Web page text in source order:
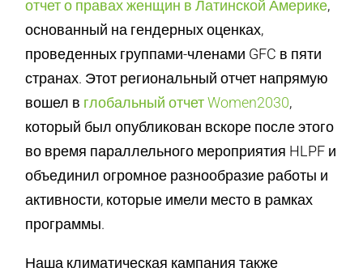
отчет о правах женщин в Латинской Америке,
основанный на гендерных оценках,
проведенных группами-членами GFC в пяти
странах. Этот региональный отчет напрямую
вошел в глобальный отчет Women2030,
который был опубликован вскоре после этого
во время параллельного мероприятия HLPF и
объединил огромное разнообразие работы и
активности, которые имели место в рамках
программы.
Наша климатическая кампания также